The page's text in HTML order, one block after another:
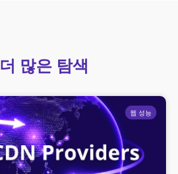
더 많은 탐색
웹 성능